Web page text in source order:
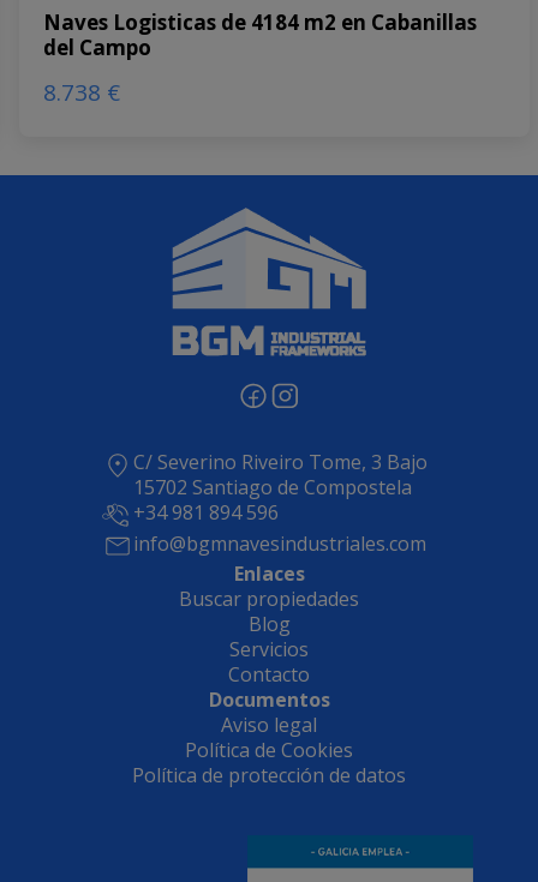
Naves Logisticas de 4184 m2 en Cabanillas
del Campo
8.738 €
C/ Severino Riveiro Tome, 3 Bajo
15702 Santiago de Compostela
+34 981 894 596
info@bgmnavesindustriales.com
Enlaces
Buscar propiedades
Blog
Servicios
Contacto
Documentos
Aviso legal
Política de Cookies
Política de protección de datos